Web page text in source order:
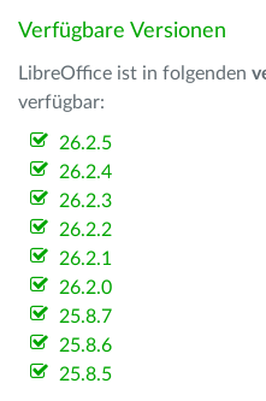
Verfügbare Versionen
LibreOffice ist in folgenden
verfügbar:
26.2.5
26.2.4
26.2.3
26.2.2
26.2.1
26.2.0
25.8.7
25.8.6
25.8.5